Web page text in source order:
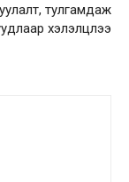
тулгамдаж
хэлэлцлээ